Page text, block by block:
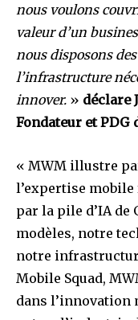
nous voulons
valeur d’un
nous disposons
l’infrastructure
innover. » déclare
Fondateur et PDG
« MWM illustre
l’expertise
par la pile d’IA de
modèles, notre
notre
Mobile Squad,
dans l’innovation